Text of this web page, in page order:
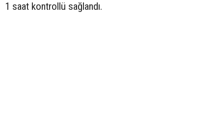
1 saat kontrollü sağlandı.